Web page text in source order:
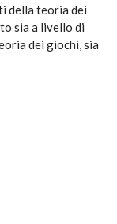
della teoria dei
sia a livello di
dei giochi, sia